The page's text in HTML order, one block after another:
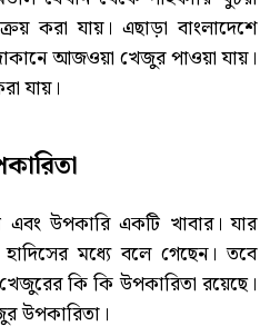
করা যায়। এছাড়া বাংলাদেশে
আজওয়া খেজুর পাওয়া যায়।
যায়।
উপকারি একটি খাবার। যার
মধ্যে বলে গেছেন। তবে
কি কি উপকারিতা রয়েছে।
উপকারিতা।